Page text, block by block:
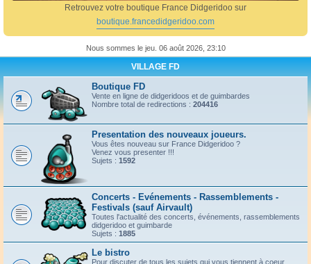
r
Retrouvez votre boutique France Didgeridoo sur
boutique.francedidgeridoo.com
Nous sommes le jeu. 06 août 2026, 23:10
VILLAGE FD
Boutique FD
Vente en ligne de didgeridoos et de guimbardes
Nombre total de redirections : 204416
Presentation des nouveaux joueurs.
Vous êtes nouveau sur France Didgeridoo ?
Venez vous presenter !!!
Sujets : 1592
Concerts - Evénements - Rassemblements -
Festivals (sauf Airvault)
Toutes l'actualité des concerts, événements, rassemblements
didgeridoo et guimbarde
Sujets : 1885
Le bistro
Pour discuter de tous les sujets qui vous tiennent à coeur